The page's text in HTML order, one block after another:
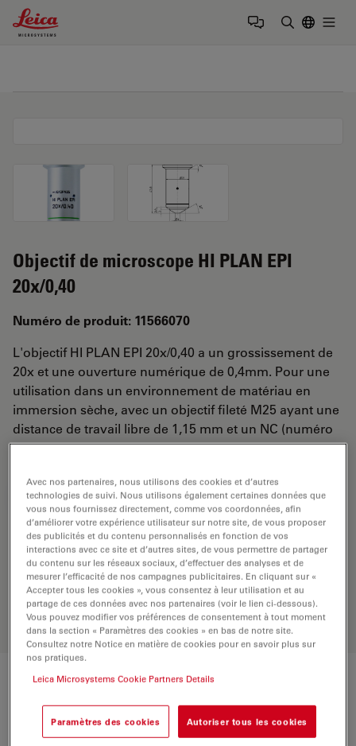
Leica Microsystems Logo
Objectif de microscope HI PLAN EPI
20x/0,40
Numéro de produit: 11566070
L'objectif HI PLAN EPI 20x/0,40 a un grossissement de
20x et une ouverture numérique de 0,4mm. Pour une
utilisation dans un environnement de matériau en
immersion sèche, avec un objectif fileté M25 ayant une
distance de travail libre de 1,15 mm et un NC (numéro
de champ) de 20.
DEMANDE DE DEVIS
Découvrez la solution idéale.
Explorez notresélecteur d’objectifs
comparez les alternatives et trouvez
l’option la mieux adaptée à vos
besoins.
Caractéristiques techniques
Avec nos partenaires, nous utilisons des cookies et d’autres
technologies de suivi. Nous utilisons également certaines données que
vous nous fournissez directement, comme vos coordonnées, afin
d’améliorer votre expérience utilisateur sur notre site, de vous proposer
des publicités et du contenu personnalisés en fonction de vos
interactions avec ce site et d’autres sites, de vous permettre de partager
du contenu sur les réseaux sociaux, d’effectuer des analyses et de
mesurer l’efficacité de nos campagnes publicitaires. En cliquant sur «
Accepter tous les cookies », vous consentez à leur utilisation et au
partage de ces données avec nos partenaires (voir le lien ci-dessous).
Vous pouvez modifier vos préférences de consentement à tout moment
dans la section « Paramètres des cookies » en bas de notre site.
Consultez notre Notice en matière de cookies pour en savoir plus sur
nos pratiques.
Leica Microsystems Cookie Partners Details
Paramètres des cookies Autoriser tous les cookies